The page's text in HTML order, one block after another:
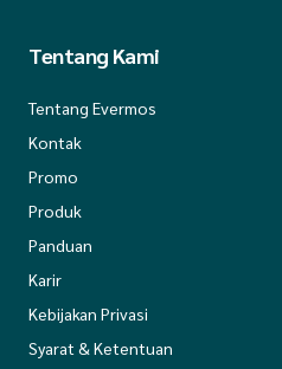
Tentang Kami
Tentang Evermos
Kontak
Promo
Produk
Panduan
Karir
Kebijakan Privasi
Syarat & Ketentuan